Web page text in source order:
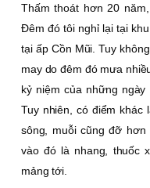
Thấm thoát hơn 20
Ðêm đó tôi nghỉ lại tại
tại ấp Cồn Mũi. Tuy
may do đêm đó mưa
kỷ niệm của những
Tuy nhiên, có điểm khác
sông, muỗi cũng đỡ
vào đó là nhang, thuốc
mảng tới.